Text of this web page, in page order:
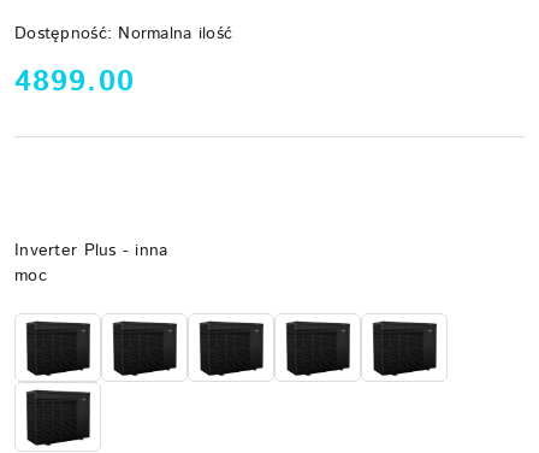
Dostępność: Normalna ilość
cena:
4899.00
Wariant
Inverter Plus - inna
moc